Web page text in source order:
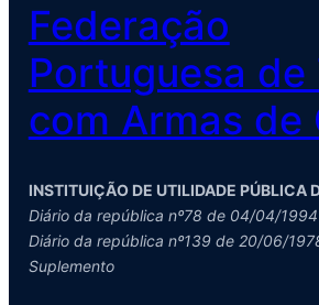
Federação
Portuguesa de
com Armas de
INSTITUIÇÃO DE UTILIDADE PÚBLICA
Diário da república nº78 de 04/04/1994
Diário da república nº139 de 20/06/
Suplemento